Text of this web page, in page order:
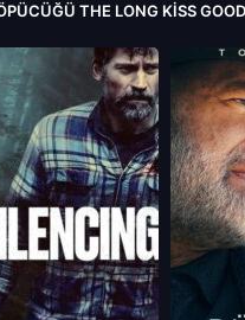
THE LONG KISS